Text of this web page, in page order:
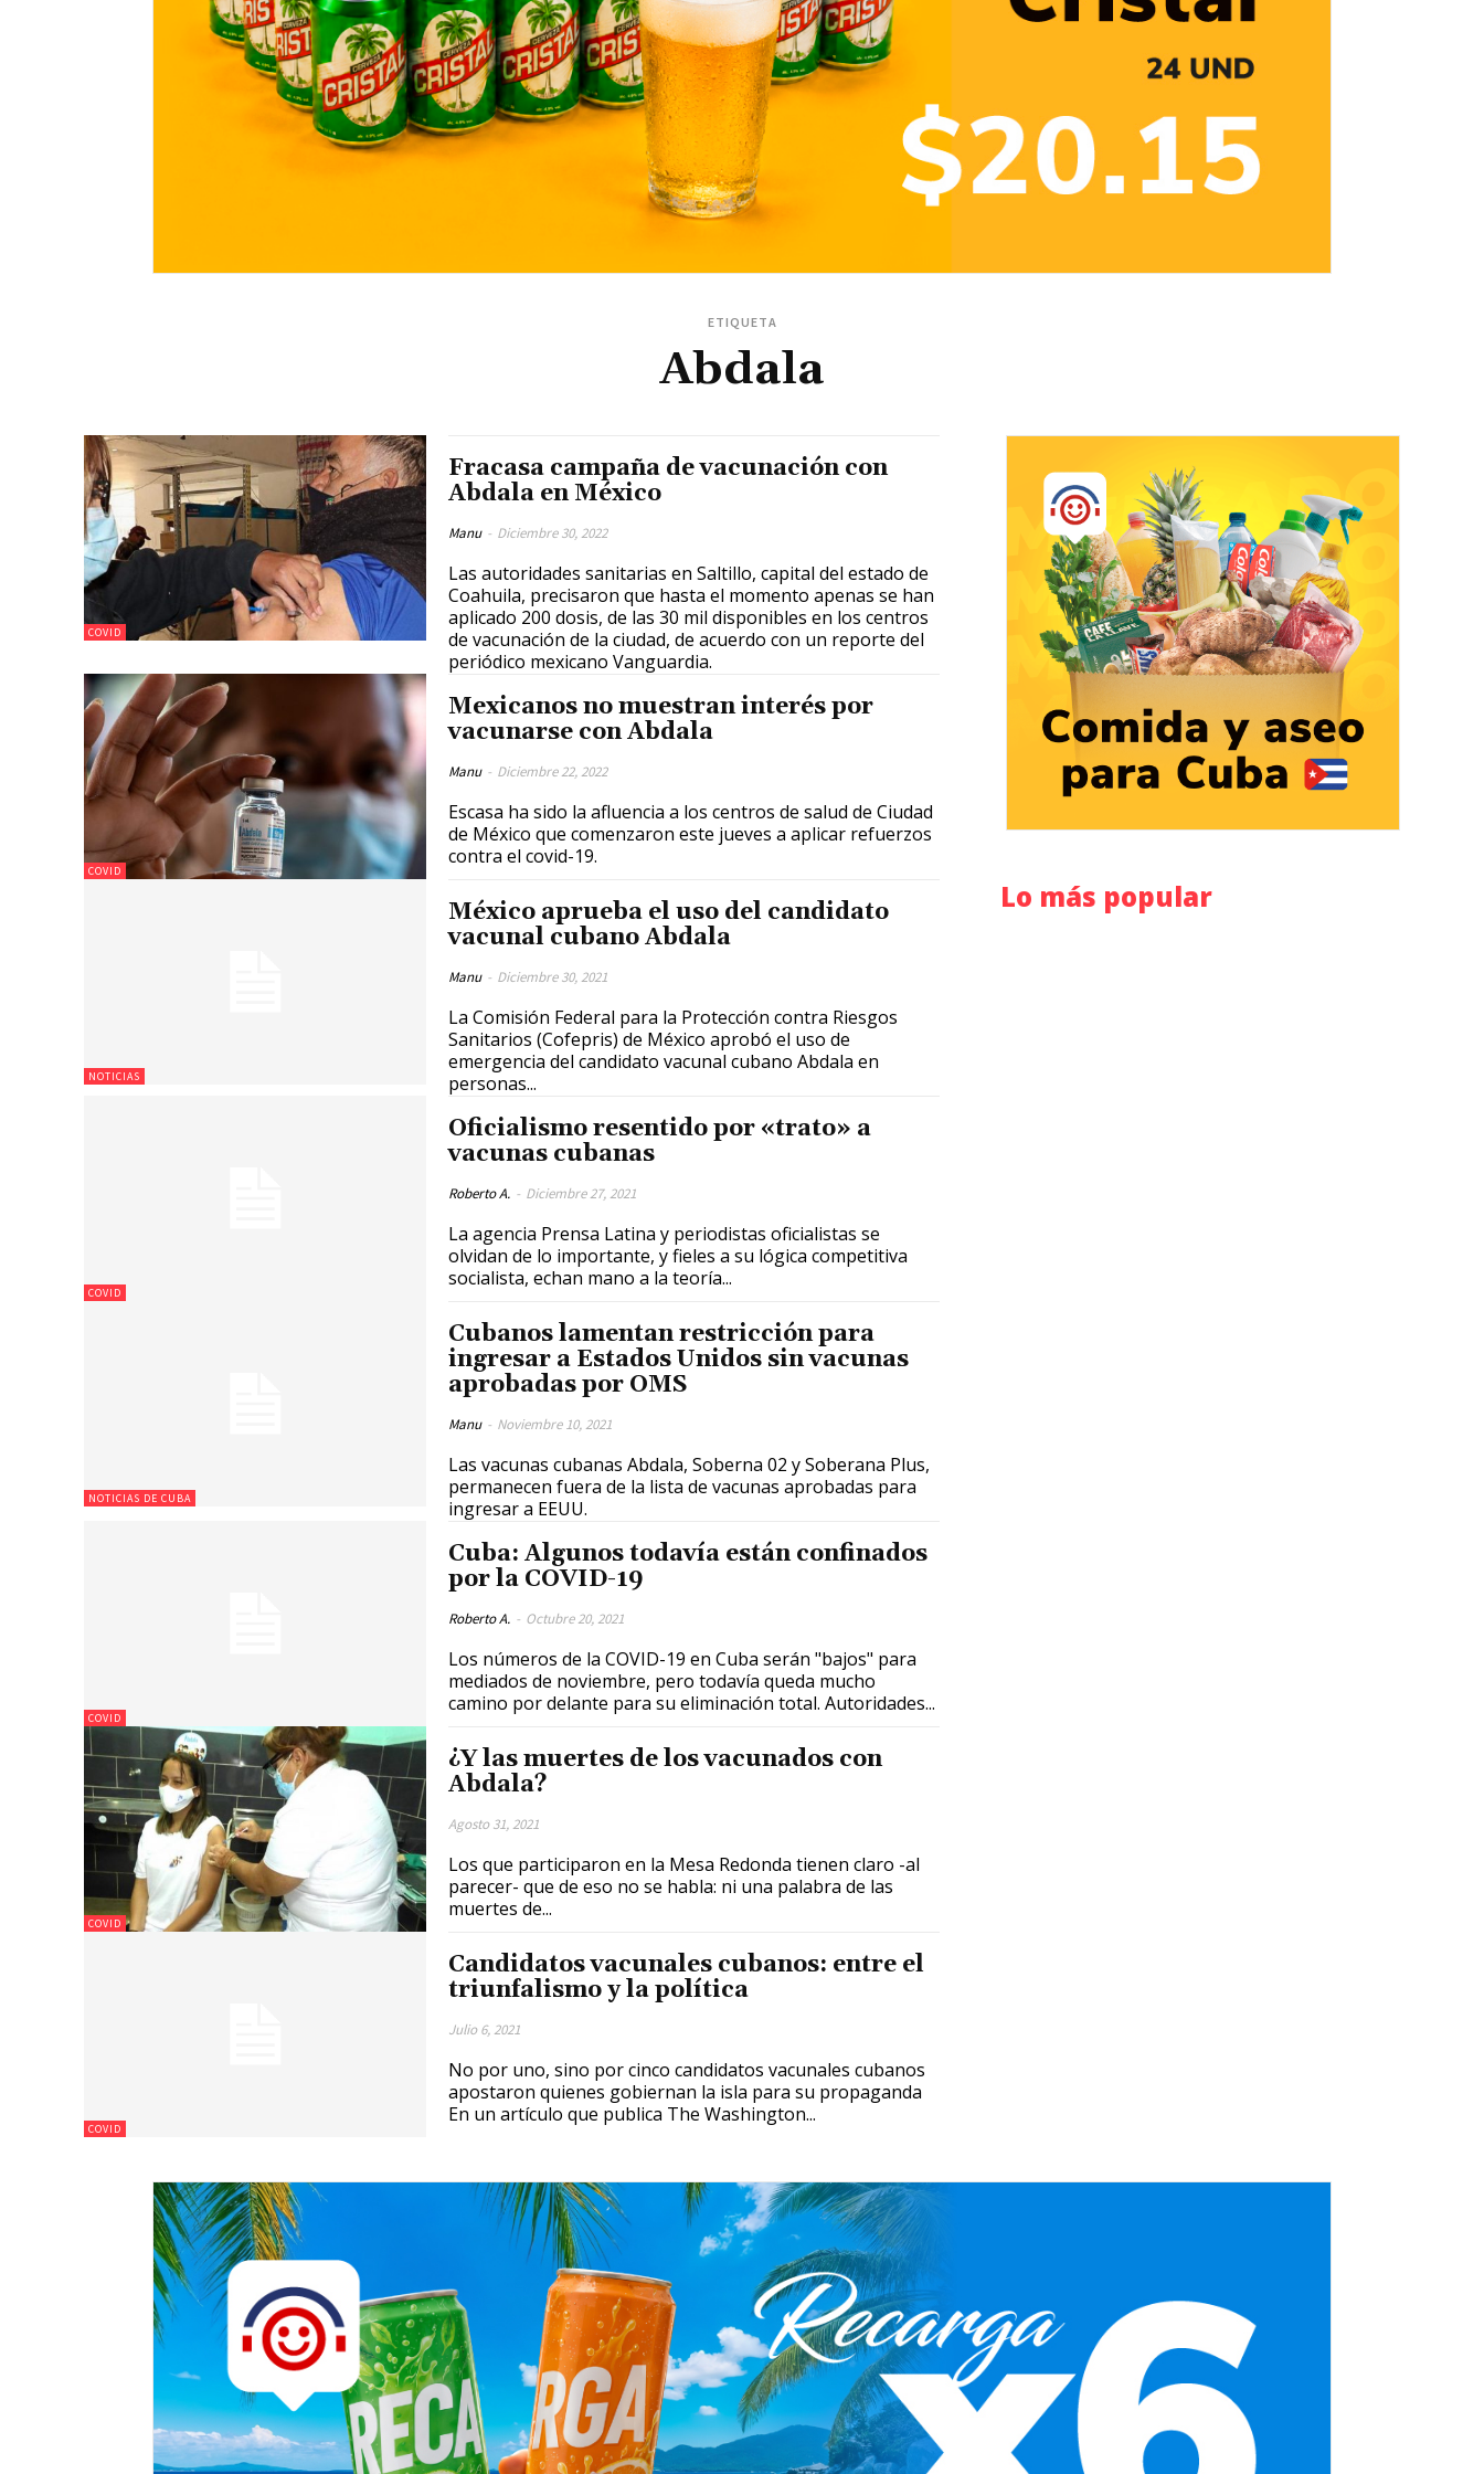
ETIQUETA
Abdala
COVID
Fracasa campaña de vacunación con
Abdala en México
Manu - Diciembre 30, 2022
Las autoridades sanitarias en Saltillo, capital del estado de
Coahuila, precisaron que hasta el momento apenas se han
aplicado 200 dosis, de las 30 mil disponibles en los centros
de vacunación de la ciudad, de acuerdo con un reporte del
periódico mexicano Vanguardia.
COVID
Mexicanos no muestran interés por
vacunarse con Abdala
Manu - Diciembre 22, 2022
Escasa ha sido la afluencia a los centros de salud de Ciudad
de México que comenzaron este jueves a aplicar refuerzos
contra el covid-19.
NOTICIAS
México aprueba el uso del candidato
vacunal cubano Abdala
Manu - Diciembre 30, 2021
La Comisión Federal para la Protección contra Riesgos
Sanitarios (Cofepris) de México aprobó el uso de
emergencia del candidato vacunal cubano Abdala en
personas...
COVID
Oficialismo resentido por «trato» a
vacunas cubanas
Roberto A. - Diciembre 27, 2021
La agencia Prensa Latina y periodistas oficialistas se
olvidan de lo importante, y fieles a su lógica competitiva
socialista, echan mano a la teoría...
NOTICIAS DE CUBA
Cubanos lamentan restricción para
ingresar a Estados Unidos sin vacunas
aprobadas por OMS
Manu - Noviembre 10, 2021
Las vacunas cubanas Abdala, Soberna 02 y Soberana Plus,
permanecen fuera de la lista de vacunas aprobadas para
ingresar a EEUU.
COVID
Cuba: Algunos todavía están confinados
por la COVID-19
Roberto A. - Octubre 20, 2021
Los números de la COVID-19 en Cuba serán "bajos" para
mediados de noviembre, pero todavía queda mucho
camino por delante para su eliminación total. Autoridades...
COVID
¿Y las muertes de los vacunados con
Abdala?
Agosto 31, 2021
Los que participaron en la Mesa Redonda tienen claro -al
parecer- que de eso no se habla: ni una palabra de las
muertes de...
COVID
Candidatos vacunales cubanos: entre el
triunfalismo y la política
Julio 6, 2021
No por uno, sino por cinco candidatos vacunales cubanos
apostaron quienes gobiernan la isla para su propaganda
En un artículo que publica The Washington...
Lo más popular